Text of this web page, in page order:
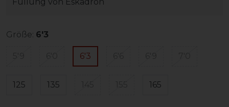
Füllung von Eskadron
Größe: 6'3
6'3
125 135 165